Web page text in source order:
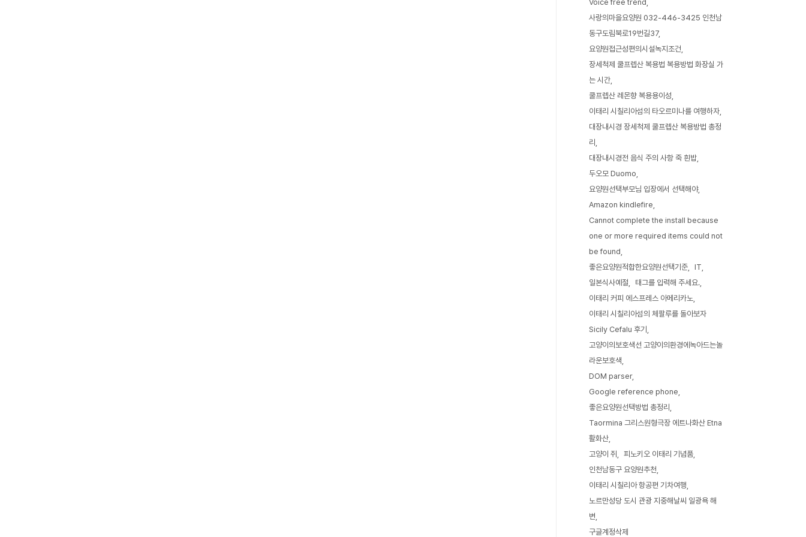
Voice free trend
사랑의마을요양원 032-446-3425 인천남
동구도림북로19번길37
요양원접근성편의시설녹지조건
장세척제 쿨프렙산 복용법 복용방법 화장실 가
는 시간
쿨프렙산 레몬향 복용용이성
이태리 시칠리아섬의 타오르미나를 여행하자
대장내시경 장세척제 쿨프렙산 복용방법 총정
리
대장내시경전 음식 주의 사항 죽 흰밥
두오모 Duomo
요양원선택부모님 입장에서 선택해야
Amazon kindlefire
Cannot complete the install because
one or more required items could not
be found
좋은요양원적합한요양원선택기준
IT
일본식사예절
태그를 입력해 주세요.
이태리 커피 에스프레스 아메리카노
이태리 시칠리아섬의 체팔루를 돌아보자
Sicily Cefalu 후기
고양이의보호색선 고양이의환경에녹아드는놀
라운보호색
DOM parser
Google reference phone
좋은요양원선택방법 총정리
Taormina 그리스원형극장 에트나화산 Etna
활화산
고양이 쥐
피노키오 이태리 기념품
인천남동구 요양원추천
이태리 시칠리아 항공편 기차여행
노르만성당 도시 관광 지중해날씨 일광욕 해
변
구글계정삭제